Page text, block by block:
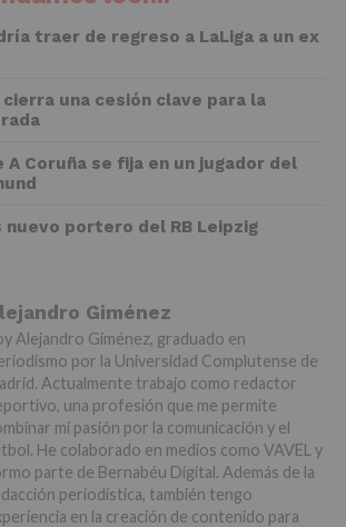
traer de regreso a LaLiga a un ex
cierra una cesión clave para la
A Coruña se fija en un jugador del
nuevo portero del RB Leipzig
Giménez
Alejandro Giménez, graduado en
por la Universidad Complutense de
Actualmente trabajo como redactor
una profesión que me permite
mi pasión por la comunicación y el
He colaborado en medios como VAVEL y
parte de Bernabéu Digital. Además de la
periodística, también tengo
en la creación de contenido para